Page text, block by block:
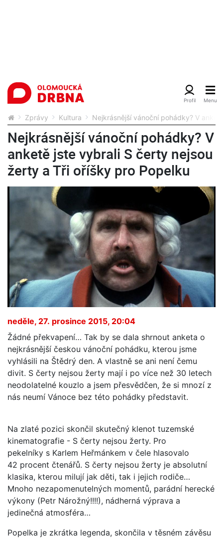
Zprávy Kultura Nejkrásnější vánoční pohádky? V
Nejkrásnější vánoční pohádky? V
anketě jste vybrali S čerty nejsou
žerty a Tři oříšky pro Popelku
neděle, 27. prosince 2015, 20:04
Žádné překvapení… Tak by se dala shrnout anketa o
nejkrásnější českou vánoční pohádku, kterou jsme
vyhlásili na Štědrý den. A vlastně se ani není čemu
divit. S čerty nejsou žerty mají i po více než 30 letech
neodolatelné kouzlo a jsem přesvědčen, že si mnozí z
nás neumí Vánoce bez této pohádky představit.
Na zlaté pozici skončil skutečný klenot tuzemské
kinematografie - S čerty nejsou žerty. Pro
pekelníky s Karlem Heřmánkem v čele hlasovalo
42 procent čtenářů. S čerty nejsou žerty je absolutní
klasika, kterou milují jak děti, tak i jejich rodiče…
Mnoho nezapomenutelných momentů, parádní herecké
výkony (Petr Nárožný!!!!), nádherná výprava a
jedinečná atmosféra…
Popelka je zkrátka legenda, skončila v těsném závěsu